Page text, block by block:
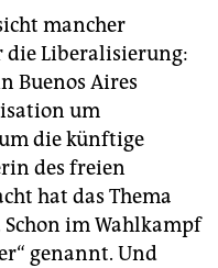
mancher
die Liberalisierung:
Buenos Aires
um
die künftige
des freien
hat das Thema
im Wahlkampf
genannt. Und